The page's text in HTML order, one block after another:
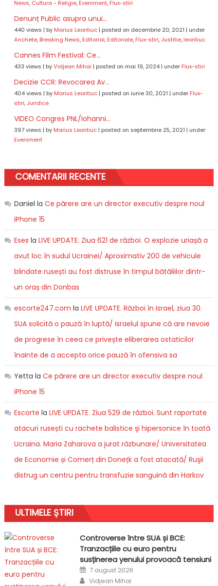
News, Cultura - Religie, Eveniment, Flux-stiri
Denunț Public asupra unui...
440 views | by Marius Leontiuc| posted on decembrie 20, 2021 | under
Anchete, Breaking News, Editorial, Editoriale, Flux-stiri,Justitie, leontiuc
Cannes Film Festival: Ce...
433 views | byVidjean Mihai | posted on mai 19, 2024| under Flux-stiri
Decizie CCR: Revocarea Av...
404 views | by Marius Leontiuc| posted on iunie 30, 2021 | under Flux-
stiri,Juridice
VIDEO Congres PNL/Iohanni...
397 views | by Marius Leontiuc| posted on septembrie 25, 2021 | under
Eveniment
COMENTARII RECENTE
Daniel la Ce părere are un director executiv despre noul
iPhone 15
Eses la LIVE UPDATE. Ziua 621 de război. O explozie uriașă a
avut loc în sudul Ucrainei/ Aproximativ 200 de vehicule
blindate rusești au fost distruse în timpul bătăliilor dintr-
un oraș din Donbas
escorte247.com la LIVE UPDATE. Război în Israel, ziua 30.
SUA solicită o pauză în luptă/ Israelul spune că are nevoie
de progrese în ceea ce privește eliberarea ostaticilor
înainte de a accepta orice pauză în ofensiva sa
Yetta la Ce părere are un director executiv despre noul
iPhone 15
Escorte la LIVE UPDATE. Ziua 529 de război. Sunt raportate
atacuri rusești cu rachete balistice şi hipersonice în toată
Ucraina. Maria Zaharova a jurat răzbunare/ Universitatea
de Economie și Comerț din Donețk a fost atacată/ Ruşii
distrug un centru pentru transfuzie sanguină din Harkov
ULTIMELE ȘTIRI
Controverse între SUA și BCE:
Tranzacțiile cu euro pentru
susținerea yenului provoacă tensiuni
Posted
on
7 august 2026
Author
Vidjean Mihai